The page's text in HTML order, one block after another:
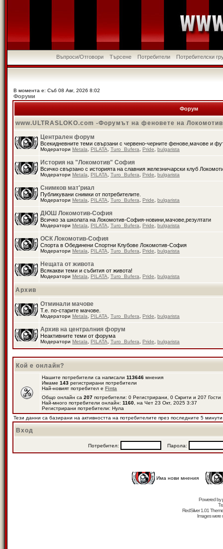
Въпроси/Отговори Търсене Потребители Потребителски
В момента е: Съб 08 Авг, 2026 8:02
Форуми
Форум
www.ULTRASLOKO.com -Форумът на феновете на
Централен форум
Всекидневните теми свързани с червено-черните фенове,мачове и
Модератори Metala PILATA Turo_Bufera Pride bulgarista
История на "Локомотив" София
Всичко свързано с историята на славния железничарски клуб
Модератори Metala PILATA Turo_Bufera Pride bulgarista
Снимков мат'риал
Публикувани снимки от потребителите.
Модератори Metala PILATA Turo_Bufera Pride bulgarista
ДЮШ Локомотив-София
Всичко за школата на Локомотив-София-новини,мачове,резултати
Модератори Metala PILATA Turo_Bufera Pride bulgarista
ОСК Локомотив-София
Спорта в Обединени Спортни Клубове Локомотив-София
Модератори Metala PILATA Turo_Bufera Pride bulgarista
Нещата от живота
Всякакви теми и събития от живота!
Модератори Metala PILATA Turo_Bufera Pride bulgarista
Архив
Отминали мачове
Т.е. по-старите мачове.
Модератори Metala PILATA Turo_Bufera Pride bulgarista
Архив на централния форум
Неактивните теми от форума
Модератори Metala PILATA Turo_Bufera Pride bulgarista
Кой е онлайн?
Нашите потребители са написали 113646 мнения
Имаме 143 регистрирани потребители
Най-новият потребител е Finta
Общо онлайн са 207 потребители: 0 Регистрирани, 0 Скрити и 207
Най-много потребители онлайн: 1160 , на Чет 23 Окт, 2025 3:37
Регистрирани потребители: Нула
Тези данни са базирани на активността на потребителите през последните 5 минути
Вход
Потребител: Парола:
Има нови мнения
Powered by
RedSilver 1.01
Images were